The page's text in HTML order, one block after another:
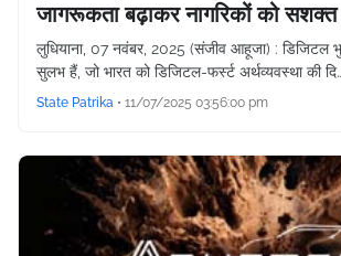
जागरूकता बढ़ाकर नागरिकों को सशक्त
लुधियाना, 07 नवंबर, 2025 (संजीव आहूजा) : डिजिटल
सुलभ हैं, जो भारत को डिजिटल-फर्स्ट अर्थव्यवस्था की
State Patrika • 11/07/2025 03:56:00 pm